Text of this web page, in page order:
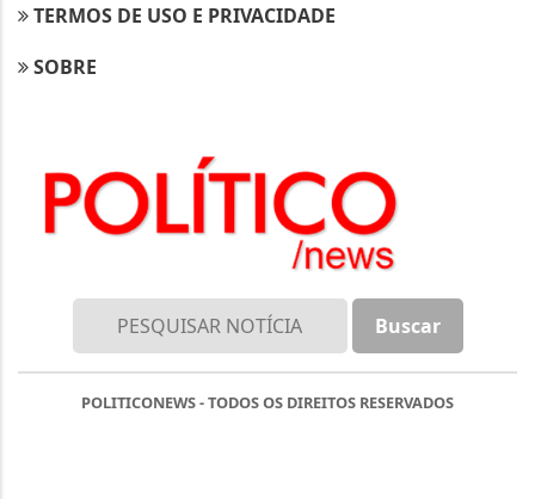
TERMOS DE USO E PRIVACIDADE
SOBRE
POLITICONEWS - TODOS OS DIREITOS RESERVADOS